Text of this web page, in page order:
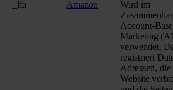
_lfa Amazon
Wird im
Account-
Marketing
verwendet.
registriert
Adressen,
Website